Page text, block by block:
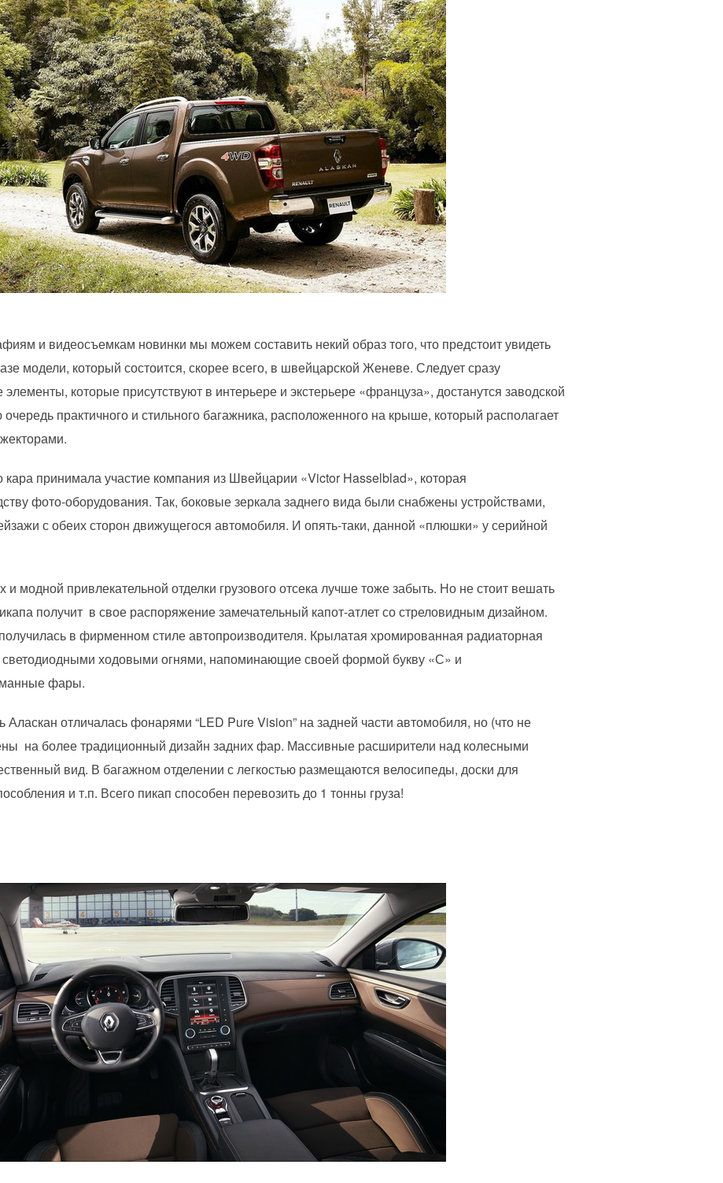
и видеосъемкам новинки мы можем составить некий образ того, что предстоит увидеть
модели, который состоится, скорее всего, в швейцарской Женеве. Следует сразу
элементы, которые присутствуют в интерьере и экстерьере «француза», достанутся заводской
практичного и стильного багажника, расположенного на крыше, который располагает
кара принимала участие компания из Швейцарии «Victor Hasselblad», которая
фото-оборудования. Так, боковые зеркала заднего вида были снабжены устройствами,
с обеих сторон движущегося автомобиля. И опять-таки, данной «плюшки» у серийной
модной привлекательной отделки грузового отсека лучше тоже забыть. Но не стоит вешать
получит в свое распоряжение замечательный капот-атлет со стреловидным дизайном.
в фирменном стиле автопроизводителя. Крылатая хромированная радиаторная
ходовыми огнями, напоминающие своей формой букву «С» и
фары.
Аласкан отличалась фонарями “LED Pure Vision” на задней части автомобиля, но (что не
на более традиционный дизайн задних фар. Массивные расширители над колесными
вид. В багажном отделении с легкостью размещаются велосипеды, доски для
и т.п. Всего пикап способен перевозить до 1 тонны груза!